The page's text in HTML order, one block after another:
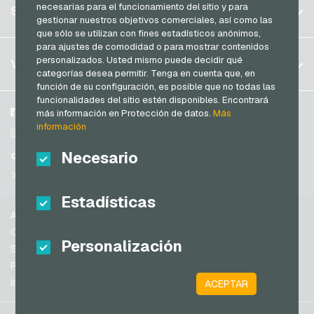
necesarias para el funcionamiento del sitio y para
gestionar nuestros objetivos comerciales, así como las
que sólo se utilizan con fines estadísticos anónimos,
para ajustes de comodidad o para mostrar contenidos
personalizados. Usted mismo puede decidir qué
categorías desea permitir. Tenga en cuenta que, en
función de su configuración, es posible que no todas las
funcionalidades del sitio estén disponibles. Encontrará
más información en Protección de datos.Más
información
Necesario
Estadísticas
Personalización
ACEPTAR
Alemania (EN)
Francia
Italia
Países Bajos
Austria
Portugal
Suiza (DE)
Suiza (IT)
Estados Unidos de América (EN)
Registrar
Iniciar sesión
Mi carrito
SERVICIO
FAQ
Modos de pago
Condiciones generales&Derecho de revocación
Protección de datos
VGO-SHOP
Sobre nosotros
Participantes
Facebook
Instagram
TikTok
Ayuda
Condiciones generales
Seguridad y verificación
Protección de datos
Información legal